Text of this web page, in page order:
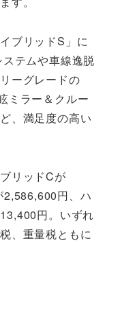
ブリッドS」に
テムや車線逸脱
ーグレードの
ミラー＆クルー
、満足度の高い
リッドCが
円、ハ
円。いずれ
、重量税ともに